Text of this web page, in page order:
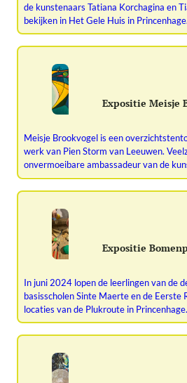
de kunstenaars Tatiana Korchagina en
bekijken in Het Gele Huis in Princenhage.
Expositie Meisje
Meisje Brookvogel is een
werk van Pien Storm van Leeuwen.
onvermoeibare ambassadeur van de
Expositie
In juni 2024 lopen de leerlingen van de
basisscholen Sinte Maerte en de Eerste
locaties van de Plukroute in Princenhage.